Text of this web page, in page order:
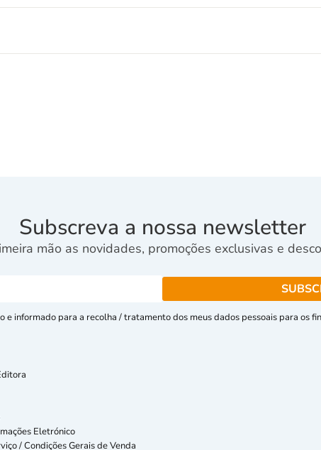
Subscreva a nossa newsletter
mão as novidades, promoções exclusivas e
e informado para a recolha / tratamento dos meus dados pessoais para os
Eletrónico
/ Condições Gerais de Venda